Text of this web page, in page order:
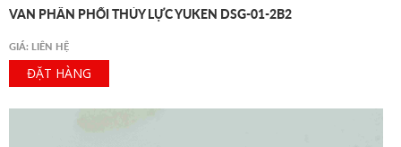
VAN PHÂN PHỐI THỦY LỰC YUKEN DSG-01-2B2
GIÁ: LIÊN HỆ
ĐẶT HÀNG